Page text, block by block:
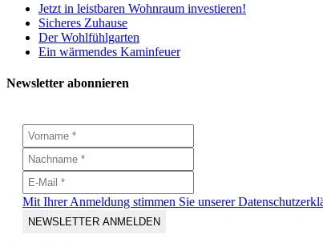
Jetzt in leistbaren Wohnraum investieren!
Sicheres Zuhause
Der Wohlfühlgarten
Ein wärmendes Kaminfeuer
Newsletter abonnieren
Mit Ihrer Anmeldung stimmen Sie unserer